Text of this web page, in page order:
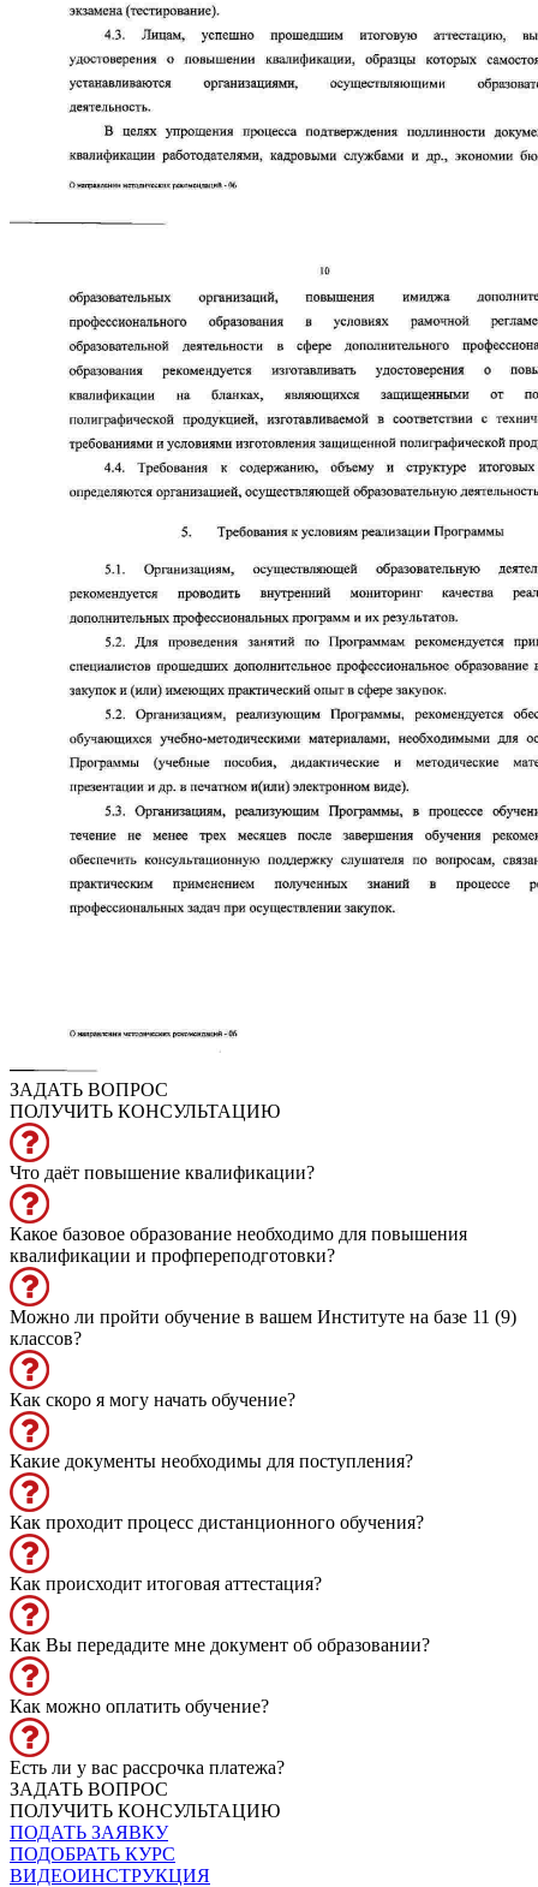
ЗАДАТЬ ВОПРОС
ПОЛУЧИТЬ КОНСУЛЬТАЦИЮ
Что даёт повышение квалификации?
Какое базовое образование необходимо для повышения
квалификации и профпереподготовки?
Можно ли пройти обучение в вашем Институте на базе 11 (9)
классов?
Как скоро я могу начать обучение?
Какие документы необходимы для поступления?
Как проходит процесс дистанционного обучения?
Как происходит итоговая аттестация?
Как Вы передадите мне документ об образовании?
Как можно оплатить обучение?
Есть ли у вас рассрочка платежа?
ЗАДАТЬ ВОПРОС
ПОЛУЧИТЬ КОНСУЛЬТАЦИЮ
ПОДАТЬ ЗАЯВКУ
ПОДОБРАТЬ КУРС
ВИДЕОИНСТРУКЦИЯ